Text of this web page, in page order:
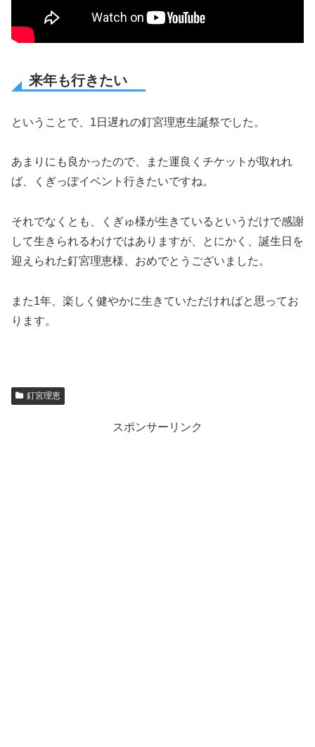
来年も行きたい
ということで、1日遅れの釘宮理恵生誕祭でした。
あまりにも良かったので、また運良くチケットが取れれ
ば、くぎっぽイベント行きたいですね。
それでなくとも、くぎゅ様が生きているというだけで感謝
して生きられるわけではありますが、とにかく、誕生日を
迎えられた釘宮理恵様、おめでとうございました。
また1年、楽しく健やかに生きていただければと思ってお
ります。
釘宮理恵
スポンサーリンク